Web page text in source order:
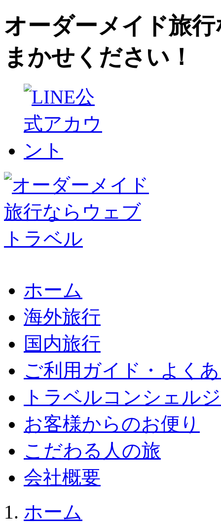
オーダーメイド旅
まかせください！
ホーム
海外旅行
国内旅行
ご利用ガイド・よく
トラベルコンシェル
お客様からのお便り
こだわる人の旅
会社概要
ホーム